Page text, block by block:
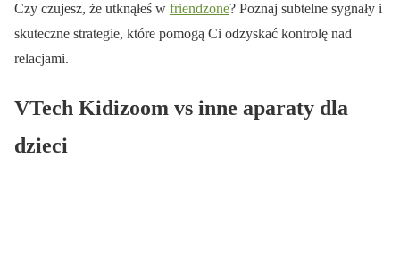
Czy czujesz, że utknąłeś w friendzone? Poznaj subtelne sygnały i
skuteczne strategie, które pomogą Ci odzyskać kontrolę nad
relacjami.
VTech Kidizoom vs inne aparaty dla
dzieci